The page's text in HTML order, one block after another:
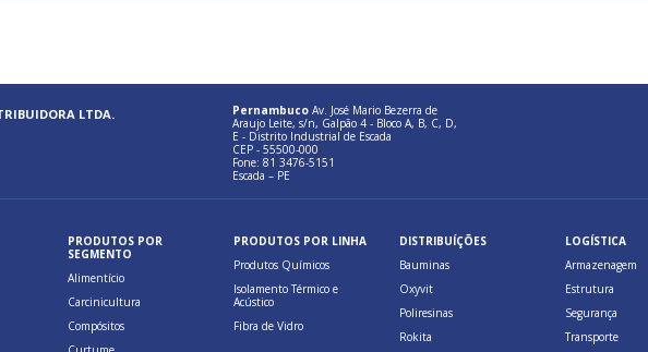
LTDA. Pernambuco Av. José Mario Bezerra de
Araujo Leite, s/n, Galpão 4 - Bloco A, B, C, D,
E - Distrito Industrial de Escada
CEP - 55500-000
Fone: 81 3476-5151
Escada – PE
PRODUTOS POR
SEGMENTO
Alimentício
Carcinicultura
Compósitos
PRODUTOS POR LINHA
Produtos Químicos
Isolamento Térmico e
Acústico
Fibra de Vidro
DISTRIBUÍÇÕES
Bauminas
Oxyvit
Poliresinas
Rokita
LOGÍSTICA
Armazenagem
Estrutura
Segurança
Transporte